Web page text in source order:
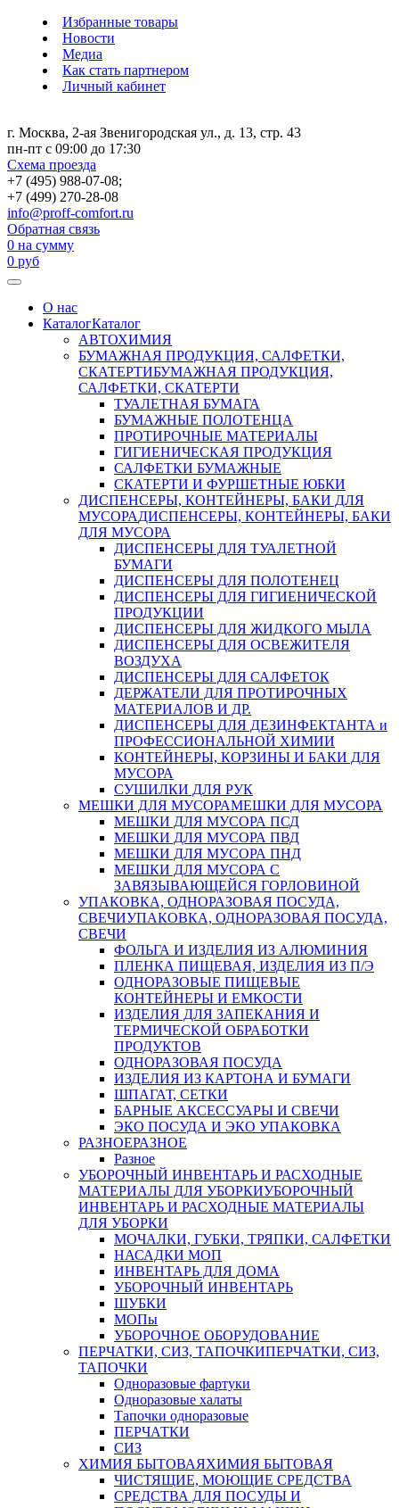
Избранные товары
Новости
Медиа
Как стать партнером
Личный кабинет
г. Москва, 2-ая Звенигородская ул., д. 13, стр. 43
пн-пт с 09:00 до 17:30
Схема проезда
+7 (495) 988-07-08;
+7 (499) 270-28-08
info@proff-comfort.ru
Обратная связь
0 на сумму
0 руб
О нас
КаталогКаталог
АВТОХИМИЯ
БУМАЖНАЯ ПРОДУКЦИЯ, САЛФЕТКИ,
СКАТЕРТИБУМАЖНАЯ ПРОДУКЦИЯ,
САЛФЕТКИ, СКАТЕРТИ
ТУАЛЕТНАЯ БУМАГА
БУМАЖНЫЕ ПОЛОТЕНЦА
ПРОТИРОЧНЫЕ МАТЕРИАЛЫ
ГИГИЕНИЧЕСКАЯ ПРОДУКЦИЯ
САЛФЕТКИ БУМАЖНЫЕ
СКАТЕРТИ И ФУРШЕТНЫЕ ЮБКИ
ДИСПЕНСЕРЫ, КОНТЕЙНЕРЫ, БАКИ ДЛЯ
МУСОРАДИСПЕНСЕРЫ, КОНТЕЙНЕРЫ, БАКИ
ДЛЯ МУСОРА
ДИСПЕНСЕРЫ ДЛЯ ТУАЛЕТНОЙ
БУМАГИ
ДИСПЕНСЕРЫ ДЛЯ ПОЛОТЕНЕЦ
ДИСПЕНСЕРЫ ДЛЯ ГИГИЕНИЧЕСКОЙ
ПРОДУКЦИИ
ДИСПЕНСЕРЫ ДЛЯ ЖИДКОГО МЫЛА
ДИСПЕНСЕРЫ ДЛЯ ОСВЕЖИТЕЛЯ
ВОЗДУХА
ДИСПЕНСЕРЫ ДЛЯ САЛФЕТОК
ДЕРЖАТЕЛИ ДЛЯ ПРОТИРОЧНЫХ
МАТЕРИАЛОВ И ДР.
ДИСПЕНСЕРЫ ДЛЯ ДЕЗИНФЕКТАНТА и
ПРОФЕССИОНАЛЬНОЙ ХИМИИ
КОНТЕЙНЕРЫ, КОРЗИНЫ И БАКИ ДЛЯ
МУСОРА
СУШИЛКИ ДЛЯ РУК
МЕШКИ ДЛЯ МУСОРАМЕШКИ ДЛЯ МУСОРА
МЕШКИ ДЛЯ МУСОРА ПСД
МЕШКИ ДЛЯ МУСОРА ПВД
МЕШКИ ДЛЯ МУСОРА ПНД
МЕШКИ ДЛЯ МУСОРА С
ЗАВЯЗЫВАЮЩЕЙСЯ ГОРЛОВИНОЙ
УПАКОВКА, ОДНОРАЗОВАЯ ПОСУДА,
СВЕЧИУПАКОВКА, ОДНОРАЗОВАЯ ПОСУДА,
СВЕЧИ
ФОЛЬГА И ИЗДЕЛИЯ ИЗ АЛЮМИНИЯ
ПЛЕНКА ПИЩЕВАЯ, ИЗДЕЛИЯ ИЗ П/Э
ОДНОРАЗОВЫЕ ПИЩЕВЫЕ
КОНТЕЙНЕРЫ И ЕМКОСТИ
ИЗДЕЛИЯ ДЛЯ ЗАПЕКАНИЯ И
ТЕРМИЧЕСКОЙ ОБРАБОТКИ
ПРОДУКТОВ
ОДНОРАЗОВАЯ ПОСУДА
ИЗДЕЛИЯ ИЗ КАРТОНА И БУМАГИ
ШПАГАТ, СЕТКИ
БАРНЫЕ АКСЕССУАРЫ И СВЕЧИ
ЭКО ПОСУДА И ЭКО УПАКОВКА
РАЗНОЕРАЗНОЕ
Разное
УБОРОЧНЫЙ ИНВЕНТАРЬ И РАСХОДНЫЕ
МАТЕРИАЛЫ ДЛЯ УБОРКИУБОРОЧНЫЙ
ИНВЕНТАРЬ И РАСХОДНЫЕ МАТЕРИАЛЫ
ДЛЯ УБОРКИ
МОЧАЛКИ, ГУБКИ, ТРЯПКИ, САЛФЕТКИ
НАСАДКИ МОП
ИНВЕНТАРЬ ДЛЯ ДОМА
УБОРОЧНЫЙ ИНВЕНТАРЬ
ШУБКИ
МОПы
УБОРОЧНОЕ ОБОРУДОВАНИЕ
ПЕРЧАТКИ, СИЗ, ТАПОЧКИПЕРЧАТКИ, СИЗ,
ТАПОЧКИ
Одноразовые фартуки
Одноразовые халаты
Тапочки одноразовые
ПЕРЧАТКИ
СИЗ
ХИМИЯ БЫТОВАЯХИМИЯ БЫТОВАЯ
ЧИСТЯЩИЕ, МОЮЩИЕ СРЕДСТВА
СРЕДСТВА ДЛЯ ПОСУДЫ И